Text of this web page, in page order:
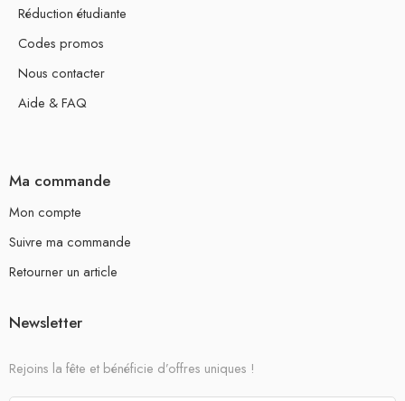
Réduction étudiante
Codes promos
Nous contacter
Aide & FAQ
Ma commande
Mon compte
Suivre ma commande
Retourner un article
Newsletter
Rejoins la fête et bénéficie d’offres uniques !